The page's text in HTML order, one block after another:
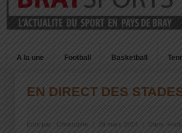
A la une Football Basketball
EN DIRECT DES
Écrit par : Christophe 29 mars 2014 Dans :